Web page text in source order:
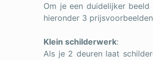
Om je een duidelijker
hieronder 3
Klein schilderwerk:
Als je 2 deuren laat